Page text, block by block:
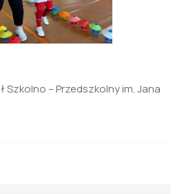
Szkolno – Przedszkolny im. Jana